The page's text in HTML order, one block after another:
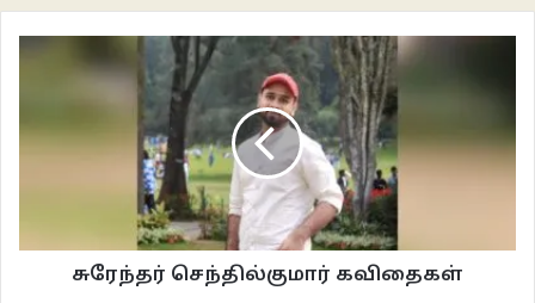
பிரிவென்பது துக்கம் தானே.
முட்களுக்கு நடுவே இரண்டு விரல்களால் தண்டைப் பிடித்து, கொப்பைத்
தாழ்த்தி, ரோசாவின் வாசத்தை முகர்ந்து விட்டு, சாமிக்கென்ன! தலைக்கே
கொய்யாமல் விட்டு விட்டுப் போனது போல கதைகள் தொடங்கி முடிகிறது. மனித
மனதை சாமிக்கு இட்ட மாலை போல எட்டி வைக்கவும், கொய்து தரையிலிட்டு
சீக்கிரம் வாட வைக்கவும், கூந்தல் மலராக கிட்டவே வைத்துக் கொள்ளவும்
எத்தனிக்காத எழுத்து. எல்லார் மனமும் ஏமாந்த கோழியென்று புரிந்துவிட்ட பிறகு
பார்க்கலாம்; நம்மையோ இன்னொருவரையோ ஏமாந்த கோழி என்று சொல்வதை.
சுரேந்தர் செந்தில்குமார் கவிதைகள்